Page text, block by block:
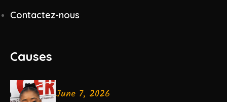
Contactez-nous
Causes
June 7, 2026